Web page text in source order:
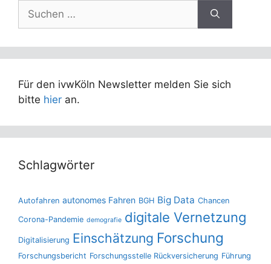
Suchen
nach:
Für den ivwKöln Newsletter melden Sie sich
bitte hier an.
Schlagwörter
Autofahren autonomes Fahren BGH Big Data Chancen
Corona-Pandemie demografie digitale Vernetzung
Digitalisierung Einschätzung Forschung
Forschungsbericht Forschungsstelle Rückversicherung Führung